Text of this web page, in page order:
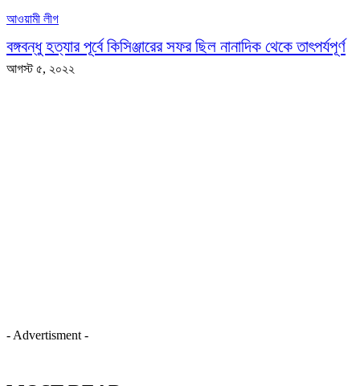
আওয়ামী লীগ
বঙ্গবন্ধু হত্যার পূর্বে কিসিঞ্জারের সফর ছিল নানাদিক থেকে তাৎপর্যপূর্ণ
আগস্ট ৫, ২০২২
- Advertisment -